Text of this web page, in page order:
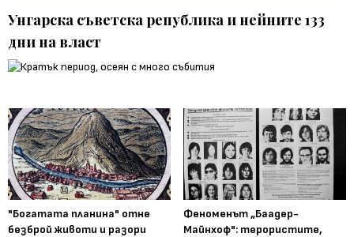
Унгарска съветска република и нейните 133
дни на власт
"Богатата планина" отне
безброй животи и разори
Феноменът „Баадер-
Майнхоф": терористите,